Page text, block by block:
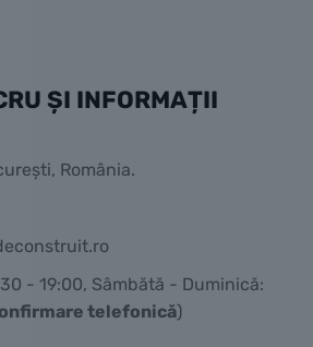
ȘI INFORMAȚII
România.
- 19:00, Sâmbătă - Duminică:
telefonică)